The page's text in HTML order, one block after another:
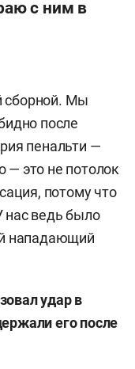
с ним в
сборной. Мы
после
пенальти —
это не потолок
потому что
нас ведь было
нападающий
удар в
его после